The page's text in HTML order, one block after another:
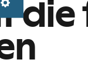
Settings